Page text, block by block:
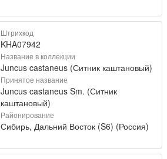
Штрихкод
KHA07942
Название в коллекции
Juncus castaneus (Ситник каштановый)
Принятое название
Juncus castaneus Sm. (Ситник
каштановый)
Районирование
Сибирь, Дальний Восток (S6) (Россия)